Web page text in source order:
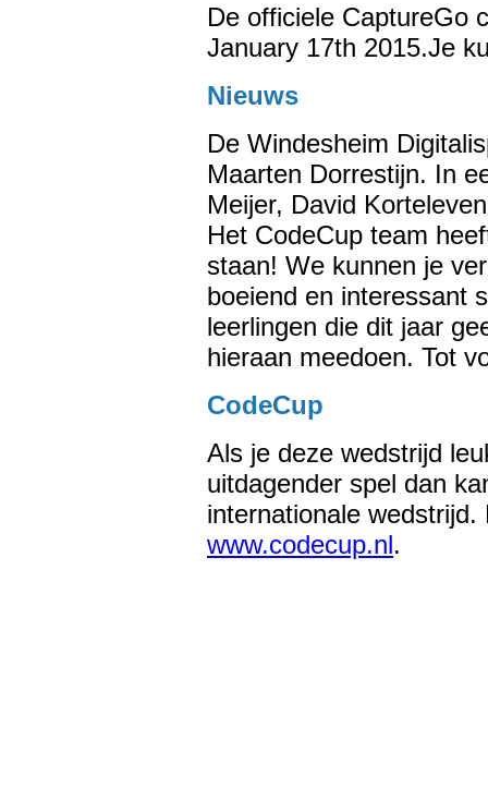
De officiele CaptureGo
January 17th 2015.Je
Nieuws
De Windesheim
Maarten Dorrestijn. In
Meijer, David
Het CodeCup team
staan! We kunnen je
boeiend en interessant
leerlingen die dit jaar
hieraan meedoen. Tot
CodeCup
Als je deze wedstrijd
uitdagender spel dan
internationale
www.codecup.nl.